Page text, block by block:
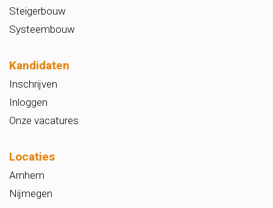
Steigerbouw
Systeembouw
Kandidaten
Inschrijven
Inloggen
Onze vacatures
Locaties
Arnhem
Nijmegen